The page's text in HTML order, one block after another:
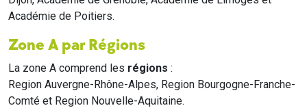
Académie de Poitiers.
Zone A par Régions
La zone A comprend les régions :
Region Auvergne-Rhône-Alpes, Region Bourgogne-Franche-
Comté et Region Nouvelle-Aquitaine.